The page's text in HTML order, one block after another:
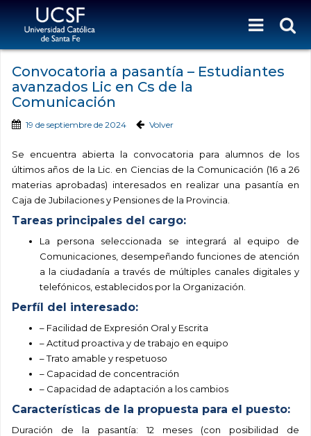
Convocatoria a pasantía – Estudiantes
avanzados Lic en Cs de la
Comunicación
19 de septiembre de 2024 Volver
Se encuentra abierta la convocatoria para alumnos de los
últimos años de la Lic. en Ciencias de la Comunicación (16 a 26
materias aprobadas) interesados en realizar una pasantía en
Caja de Jubilaciones y Pensiones de la Provincia.
Tareas principales del cargo:
La persona seleccionada se integrará al equipo de
Comunicaciones, desempeñando funciones de atención
a la ciudadanía a través de múltiples canales digitales y
telefónicos, establecidos por la Organización.
Perfíl del interesado:
– Facilidad de Expresión Oral y Escrita
– Actitud proactiva y de trabajo en equipo
– Trato amable y respetuoso
– Capacidad de concentración
– Capacidad de adaptación a los cambios
Características de la propuesta para el puesto:
Duración de la pasantía: 12 meses (con posibilidad de